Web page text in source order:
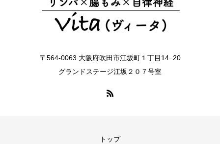
〒564-0063 大阪府吹田市江坂町１丁目14−20
グランドステージ江坂２０７号室
トップ